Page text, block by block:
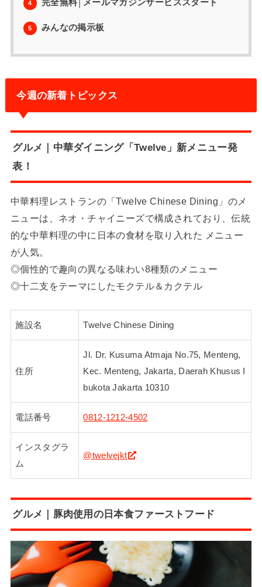
4 完全無料│メールマガジンサービススタート
5 みんなの掲示板
今週の新着トピックス
グルメ｜中華ダイニング「Twelve」新メニュー発
表！
中華料理レストランの「Twelve Chinese Dining」のメ
ニューは、ネオ・チャイニーズで構成されており、伝統
的な中華料理の中に日本の食材を取り入れた メニュー
が人気。
◎個性的で趣向の異なる味わい8種類のメニュー
◎十二支をテーマにしたモクテル＆カクテル
施設名 Twelve Chinese Dining
住所
Jl. Dr. Kusuma Atmaja No.75, Menteng,
Kec. Menteng, Jakarta, Daerah Khusus I
bukota Jakarta 10310
電話番号 0812-1212-4502
インスタグラ
ム
@twelvejkt
グルメ｜豚肉使用の日本食ファーストフード